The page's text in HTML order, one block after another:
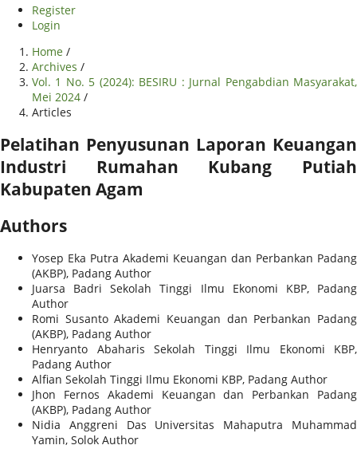
Register
Login
Home /
Archives /
Vol. 1 No. 5 (2024): BESIRU : Jurnal Pengabdian Masyarakat,
Mei 2024 /
Articles
Pelatihan Penyusunan Laporan Keuangan
Industri Rumahan Kubang Putiah
Kabupaten Agam
Authors
Yosep Eka Putra Akademi Keuangan dan Perbankan Padang
(AKBP), Padang Author
Juarsa BadriSekolah Tinggi Ilmu Ekonomi KBP, Padang
Author
Romi SusantoAkademi Keuangan dan Perbankan Padang
(AKBP), Padang Author
Henryanto Abaharis Sekolah Tinggi Ilmu Ekonomi KBP,
Padang Author
Alfian Sekolah Tinggi Ilmu Ekonomi KBP, Padang Author
Jhon Fernos Akademi Keuangan dan Perbankan Padang
(AKBP), Padang Author
Nidia Anggreni Das Universitas Mahaputra Muhammad
Yamin, Solok Author